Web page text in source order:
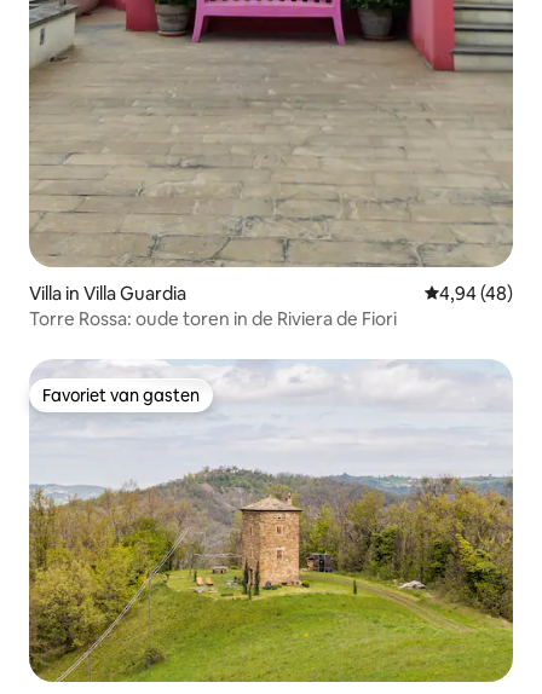
Villa in Villa Guardia Gemiddelde
4,94 (48)
Torre Rossa: oude toren in de Riviera de Fiori
Favoriet van gasten
Favoriet van gasten